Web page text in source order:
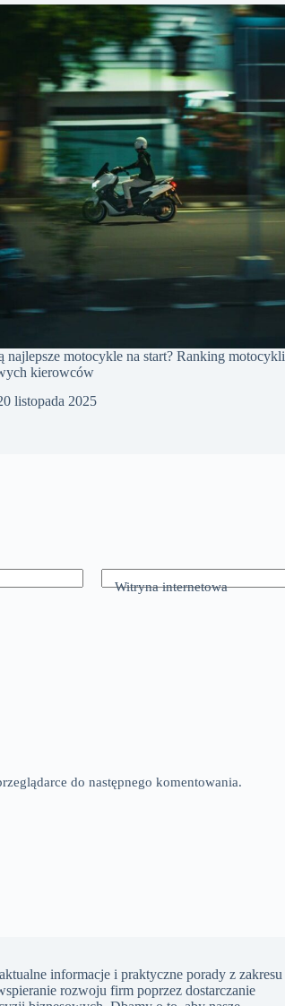
najlepsze motocykle na start? Ranking motocykli
kierowców
listopada 2025
Witryna internetowa
do następnego komentowania.
informacje i praktyczne porady z zakresu
rozwoju firm poprzez dostarczanie